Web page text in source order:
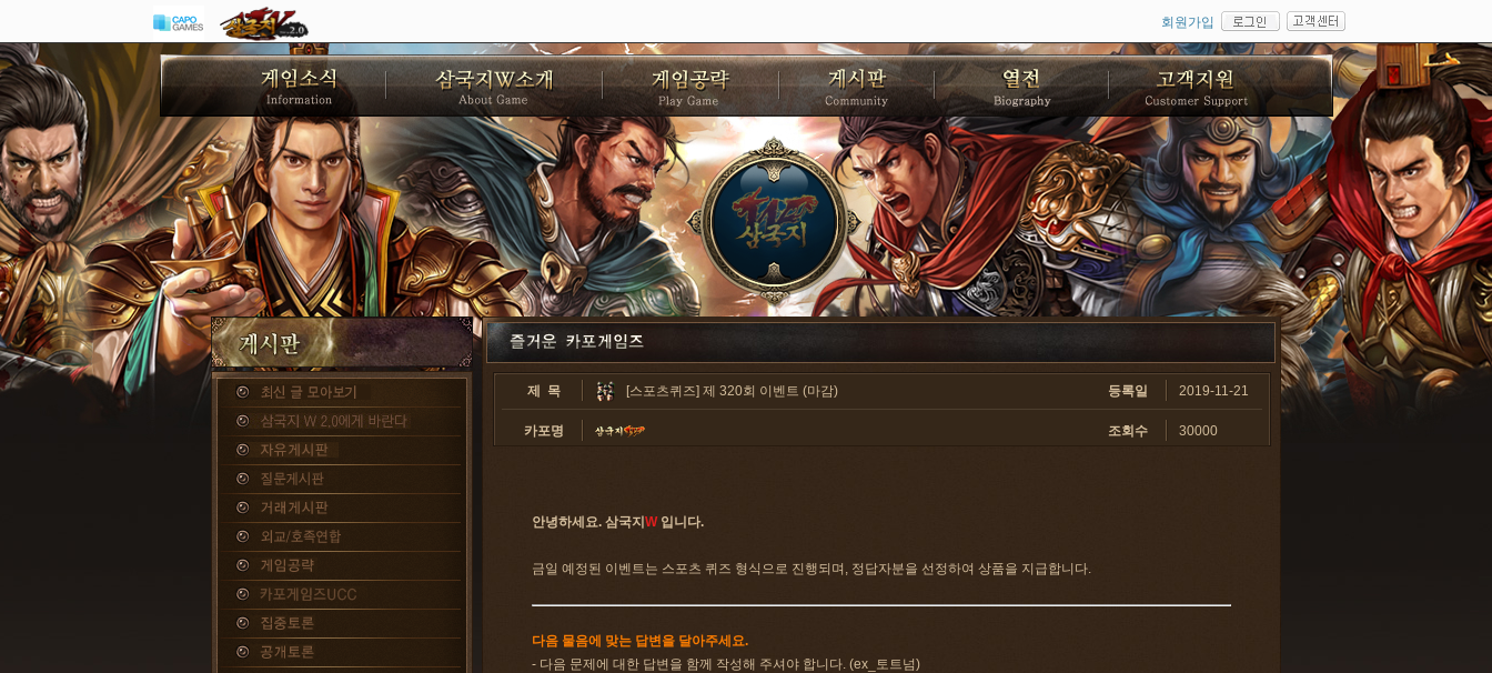
회원가입
제 목 [스포츠퀴즈] 제 320회 이벤트 (마감) 등록일 2019-11-21
카포명 조회수 30000
안녕하세요. 삼국지 W입니다.
금일 예정된 이벤트는 스포츠 퀴즈 형식으로 진행되며, 정답자분을 선정하여 상품을 지급합니다.
다음 물음에 맞는 답변을 달아주세요.
- 다음 문제에 대한 답변을 함께 작성해 주셔야 합니다. (ex_토트넘)